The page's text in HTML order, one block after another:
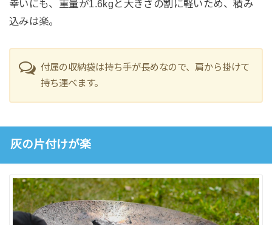
幸いにも、重量が1.6kgと大きさの割に軽いため、積み
込みは楽。
付属の収納袋は持ち手が長めなので、肩から掛けて
持ち運べます。
灰の片付けが楽